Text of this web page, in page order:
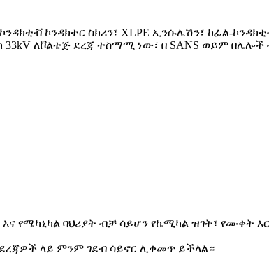
ኮንዳክተር ስክሪን፣ XLPE ኢንሱሌሽን፣ ከፊል-
33kV ለቮልቴጅ ደረጃ ተስማሚ ነው፣ በ SANS ወይም
እና የሜካኒካል ባህሪያት ብቻ ሳይሆን የኬሚካል ዝገት፣
ላይ ምንም ገደብ ሳይኖር ሊቀመጥ ይችላል።